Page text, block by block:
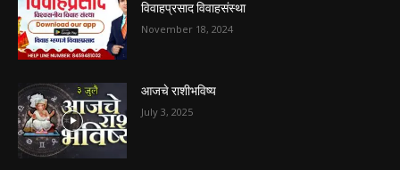
विवाहप्रसाद विवाहसंस्था
November 18, 2024
आजचे राशीभविष्य
July 3, 2025